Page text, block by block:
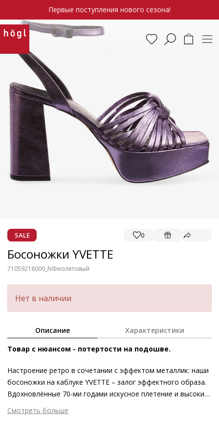
Первые поступления нового сезона!
SALE 0
Босоножки YVETTE
71059218000_NФиолетовый
Нет в наличии
Описание Характеристики
Товар с нюансом - потертости на подошве.
Настроение ретро в сочетании с эффектом металлик: наши
босоножки на каблуке YVETTE – залог эффектного образа.
Вдохновлённые 70-ми годами искусное плетение и высокий
блочный каблук мерцают завораживающими
металлическими переливами. Эта летняя пара в зелёном и
Смотреть больше